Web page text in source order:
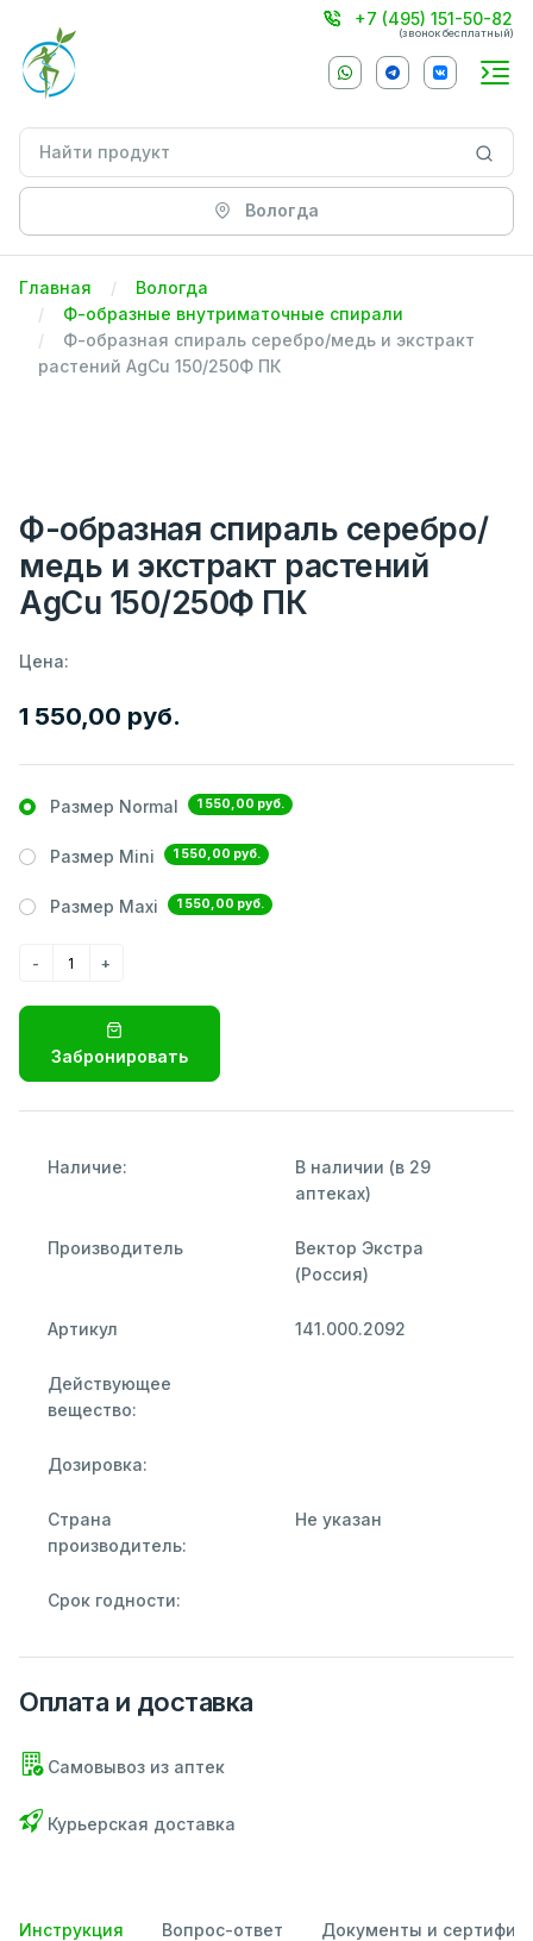
+7 (495) 151-50-82
(звонок бесплатный)
Вологда
Главная
Вологда
Ф-образные внутриматочные спирали
Ф-образная спираль серебро/медь и экстракт
растений AgCu 150/250Ф ПК
Ф-образная спираль серебро/
медь и экстракт растений
AgCu 150/250Ф ПК
Цена:
1 550,00 руб.
Размер Normal 1 550,00 руб.
Размер Mini 1 550,00 руб.
Размер Maxi 1 550,00 руб.
Забронировать
Наличие:
В наличии (в 29
аптеках)
Производитель
Вектор Экстра
(Россия)
Артикул 141.000.2092
Действующее
вещество:
Дозировка:
Страна
производитель:
Не указан
Срок годности:
Оплата и доставка
Самовывоз из аптек
Курьерская доставка
Инструкция Вопрос-ответ Документы и